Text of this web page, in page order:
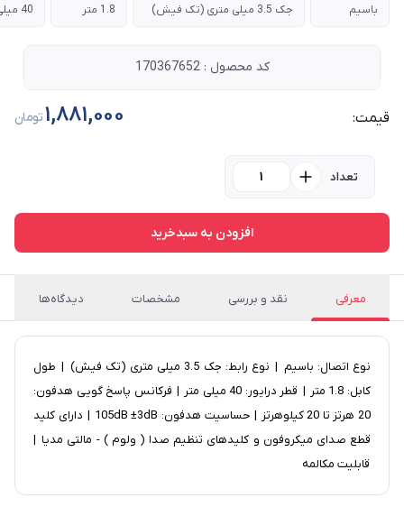
باسیم جک 3.5 میلی متری (تک فیش) 1.8 متر 40 میلی متر
کد محصول : 170367652
قیمت: 1,881,000تومان
تعداد
افزودن به سبدخرید
معرفی نقد و بررسی مشخصات دیدگاه‌ها
نوع اتصال: باسیم | نوع رابط: جک 3.5 میلی متری (تک فیش) | طول
کابل: 1.8 متر | قطر درایور: 40 میلی متر | فرکانس پاسخ گویی هدفون:
20 هرتز تا 20 کیلوهرتز | حساسیت هدفون: 105dB ±3dB | دارای کلید
قطع صدای میکروفون و کلیدهای تنظیم صدا ( ولوم ) - مالتی مدیا |
قابلیت مکالمه